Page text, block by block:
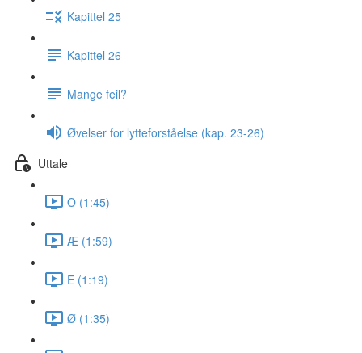
Kapittel 25
Kapittel 26
Mange feil?
Øvelser for lytteforståelse (kap. 23-26)
Uttale
O (1:45)
Æ (1:59)
E (1:19)
Ø (1:35)